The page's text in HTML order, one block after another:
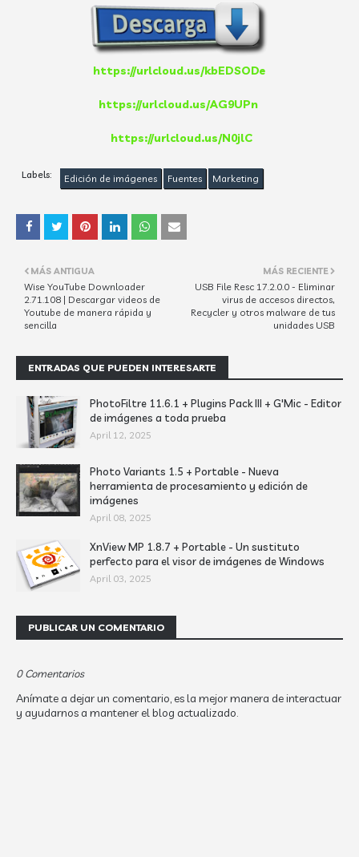
https://urlcloud.us/kbEDSODe
https://urlcloud.us/AG9UPn
https://urlcloud.us/N0jlC
Labels: Edición de imágenes Fuentes Marketing
MÁS RECIENTE
USB File Resc 17.2.0.0 - Eliminar
virus de accesos directos,
Recycler y otros malware de tus
unidades USB
MÁS ANTIGUA
Wise YouTube Downloader
2.71.108 | Descargar videos de
Youtube de manera rápida y
sencilla
ENTRADAS QUE PUEDEN INTERESARTE
PhotoFiltre 11.6.1 + Plugins Pack III + G'Mic - Editor
de imágenes a toda prueba
April 12, 2025
Photo Variants 1.5 + Portable - Nueva
herramienta de procesamiento y edición de
imágenes
April 08, 2025
XnView MP 1.8.7 + Portable - Un sustituto
perfecto para el visor de imágenes de Windows
April 03, 2025
PUBLICAR UN COMENTARIO
0 Comentarios
Anímate a dejar un comentario, es la mejor manera de interactuar
y ayudarnos a mantener el blog actualizado.